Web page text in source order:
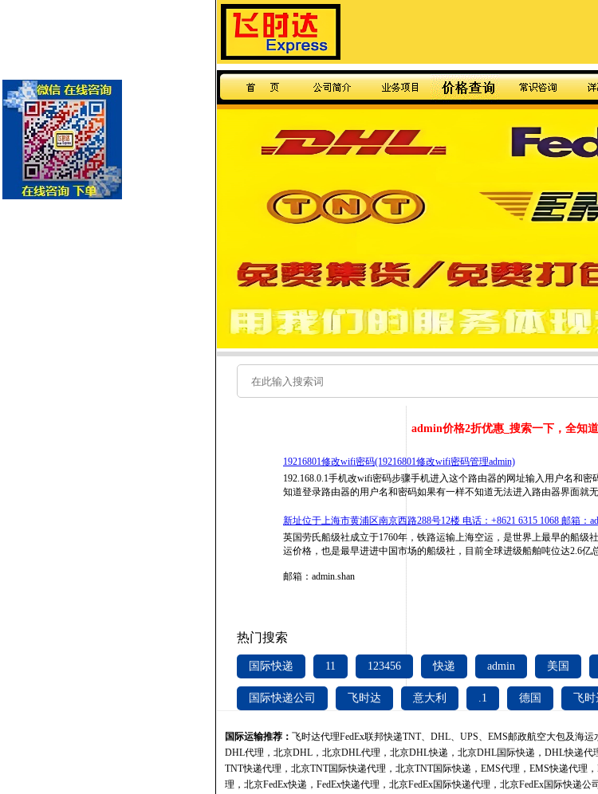
admin价格2折优惠_搜索一下，全知
19216801修改wifi密码(19216801修改wifi密码管理admin)
192.168.0.1手机改wifi密码步骤手机进入这个路由器的网址输入用户名和
知道登录路由器的用户名和密码如果有一样不知道无法进入路由器界面就
新址位于上海市黄浦区南京西路288号12楼 电话：+8621 6315 1068 邮箱：
英国劳氏船级社成立于1760年，铁路运输上海空运，是世界上最早的船级
运价格，也是最早进进中国市场的船级社，目前全球进级船舶吨位达2.6亿总
邮箱：admin.shan
热门搜索
国际快递 11 123456 快递 admin 美国
国际快递公司 飞时达 意大利 .1 德国 飞
国际运输推荐： 飞时达代理FedEx联邦快递TNT、DHL、UPS、EMS邮政航空大包及海运
DHL代理，北京DHL，北京DHL代理，北京DHL快递，北京DHL国际快递，DHL快递
TNT快递代理，北京TNT国际快递代理，北京TNT国际快递， EMS代理，EMS快递代理
理，北京FedEx快递，FedEx快递代理，北京FedEx国际快递代理，北京FedEx国际快递